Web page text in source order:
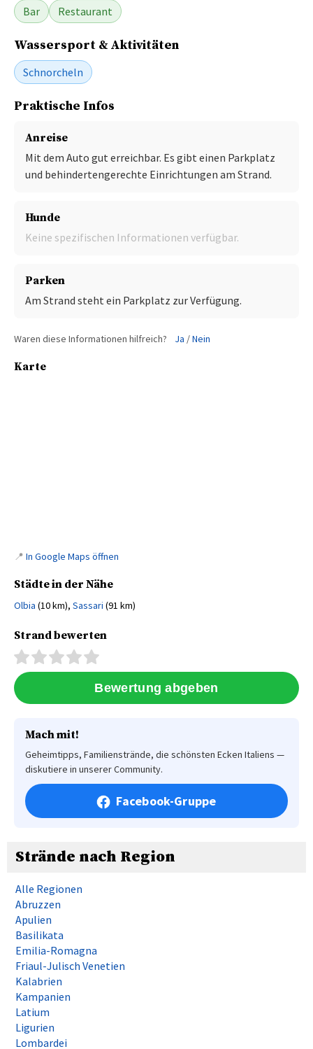
Bar
Restaurant
Wassersport & Aktivitäten
Schnorcheln
Praktische Infos
Anreise
Mit dem Auto gut erreichbar. Es gibt einen Parkplatz
und behindertengerechte Einrichtungen am Strand.
Hunde
Keine spezifischen Informationen verfügbar.
Parken
Am Strand steht ein Parkplatz zur Verfügung.
Waren diese Informationen hilfreich? Ja /Nein
Karte
📍 In Google Maps öffnen
Städte in der Nähe
Olbia (10 km), Sassari (91 km)
Strand bewerten
Mach mit!
Geheimtipps, Familienstrände, die schönsten Ecken Italiens —
diskutiere in unserer Community.
Facebook-Gruppe
Strände nach Region
Alle Regionen
Abruzzen
Apulien
Basilikata
Emilia-Romagna
Friaul-Julisch Venetien
Kalabrien
Kampanien
Latium
Ligurien
Lombardei